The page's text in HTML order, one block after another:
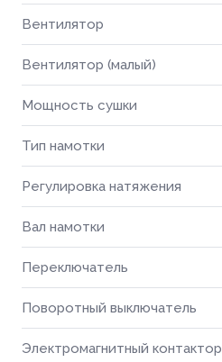
Вентилятор
Вентилятор (малый)
Мощность сушки
Тип намотки
Регулировка натяжения
Вал намотки
Переключатель
Поворотный выключатель
Электромагнитный контактор